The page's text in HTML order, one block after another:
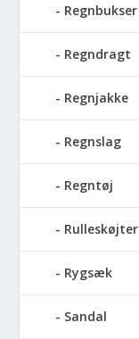
Regnbukser
Regndragt
Regnjakke
Regnslag
Regntøj
Rulleskøjter
Rygsæk
Sandal